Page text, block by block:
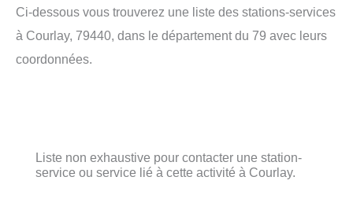
Ci-dessous vous trouverez une liste des stations-services
à Courlay, 79440, dans le département du 79 avec leurs
coordonnées.
Liste non exhaustive pour contacter une station-
service ou service lié à cette activité à Courlay.